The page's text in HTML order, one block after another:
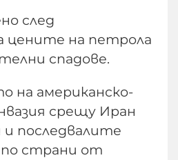
след
цените на петрола
спадове.
на американско-
срещу Иран
и последвалите
по страни от